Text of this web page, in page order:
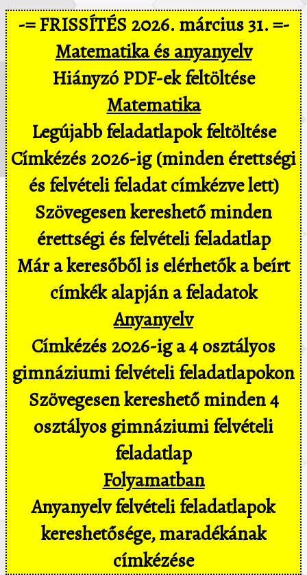
-= FRISSÍTÉS 2026. március 31. =-
Matematika és anyanyelv
Hiányzó PDF-ek feltöltése
Matematika
Legújabb feladatlapok feltöltése
Címkézés 2026-ig (minden érettségi
és felvételi feladat címkézve lett)
Szövegesen kereshető minden
érettségi és felvételi feladatlap
Már a keresőből is elérhetők a beírt
címkék alapján a feladatok
Anyanyelv
Címkézés 2026-ig a 4 osztályos
gimnáziumi felvételi feladatlapokon
Szövegesen kereshető minden 4
osztályos gimnáziumi felvételi
feladatlap
Folyamatban
Anyanyelv felvételi feladatlapok
kereshetősége, maradékának
címkézése